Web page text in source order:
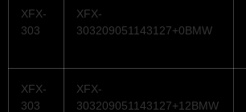
XFX-
303
XFX-
303209051143127+0BMW
XFX-
303
XFX-
303209051143127+12BMW